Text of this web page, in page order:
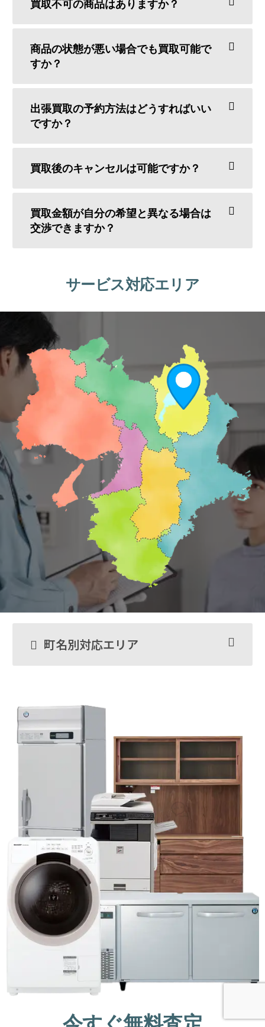
買取不可の商品はありますか？
商品の状態が悪い場合でも買取可能で
すか？
出張買取の予約方法はどうすればいい
ですか？
買取後のキャンセルは可能ですか？
買取金額が自分の希望と異なる場合は
交渉できますか？
サービス対応エリア
町名別対応エリア